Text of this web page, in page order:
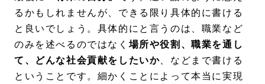
るかもしれませんが、できる限り具体的に書ける
と良いでしょう。具体的にと言うのは、職業など
のみを述べるのではなく 場所や役割、職業を通し
て、どんな社会貢献をしたいか 、などまで書ける
ということです。細かくことによって本当に実現